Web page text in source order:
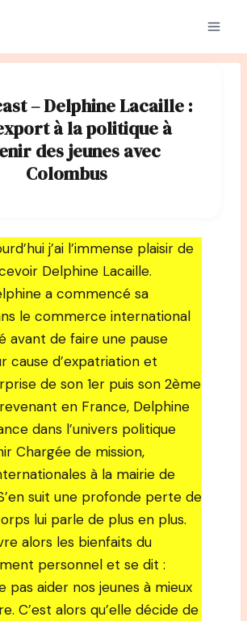
– Delphine Lacaille :
à la politique à
des jeunes avec
Colombus
j’ai l’immense plaisir de
Delphine Lacaille.
a commencé sa
le commerce international
avant de faire une pause
cause d’expatriation et
de son 1er puis son 2ème
en France, Delphine
dans l’univers politique
Chargée de mission,
à la mairie de
suit une profonde perte de
lui parle de plus en plus.
alors les bienfaits du
personnel et se dit :
pas aider nos jeunes à mieux
C’est alors qu’elle décide de